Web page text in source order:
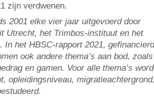
zijn verdwenen.
2001 elke vier jaar uitgevoerd door
Utrecht, het Trimbos-instituut en het
In het HBSC-rapport 2021, gefinancierd
ook andere thema’s aan bod, zoals
en gamen. Voor alle thema’s
opleidingsniveau, migratieachtergrond,